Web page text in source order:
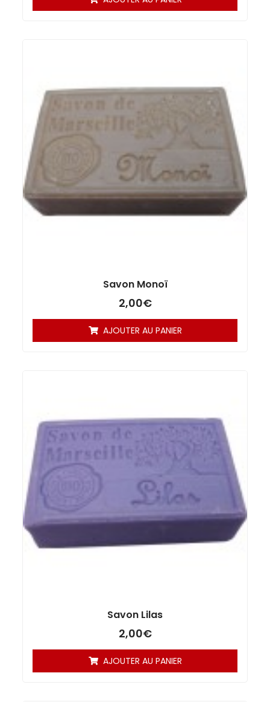
Savon Monoï
2,00€
AJOUTER AU PANIER
Savon Lilas
2,00€
AJOUTER AU PANIER